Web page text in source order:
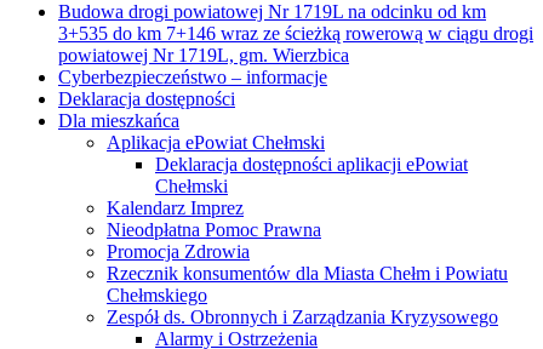
Budowa drogi powiatowej Nr 1719L na odcinku od km
3+535 do km 7+146 wraz ze ścieżką rowerową w ciągu drogi
powiatowej Nr 1719L, gm. Wierzbica
Cyberbezpieczeństwo – informacje
Deklaracja dostępności
Dla mieszkańca
Aplikacja ePowiat Chełmski
Deklaracja dostępności aplikacji ePowiat
Chełmski
Kalendarz Imprez
Nieodpłatna Pomoc Prawna
Promocja Zdrowia
Rzecznik konsumentów dla Miasta Chełm i Powiatu
Chełmskiego
Zespół ds. Obronnych i Zarządzania Kryzysowego
Alarmy i Ostrzeżenia